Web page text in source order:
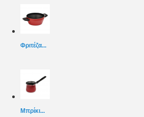
Φριτέζα...
Μπρίκι...